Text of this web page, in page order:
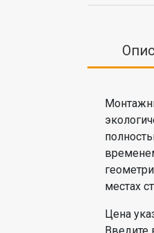
местах
Цена